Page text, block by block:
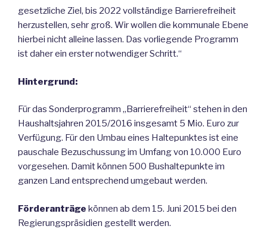
gesetzliche Ziel, bis 2022 vollständige Barrierefreiheit
herzustellen, sehr groß. Wir wollen die kommunale Ebene
hierbei nicht alleine lassen. Das vorliegende Programm
ist daher ein erster notwendiger Schritt.“
Hintergrund:
Für das Sonderprogramm „Barrierefreiheit“ stehen in den
Haushaltsjahren 2015/2016 insgesamt 5 Mio. Euro zur
Verfügung. Für den Umbau eines Haltepunktes ist eine
pauschale Bezuschussung im Umfang von 10.000 Euro
vorgesehen. Damit können 500 Bushaltepunkte im
ganzen Land entsprechend umgebaut werden.
Förderanträge können ab dem 15. Juni 2015 bei den
Regierungspräsidien gestellt werden.